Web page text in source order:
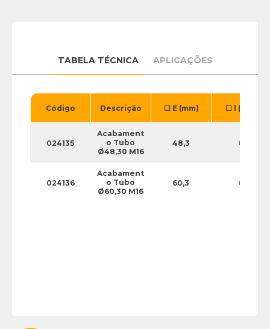
TABELA TÉCNICA APLICAÇÕES
Código Descrição ☐ E (mm) ☐ l (mm)
024135
Acabament
o Tubo
Ø48,30 M16
48,3 8
024136
Acabament
o Tubo
Ø60,30 M16
60,3 8